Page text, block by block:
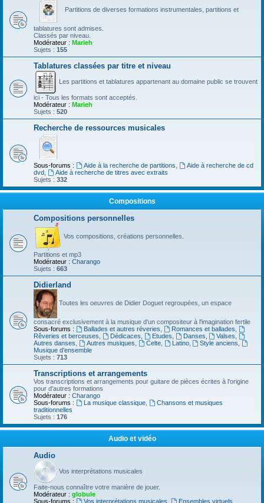
Partitions de diverses formations instrumentales, partitions et
tablatures sont admises.
Classés par niveau.
Modérateur : Marieh
Sujets : 155
Tablatures classées par titre et niveau
Les partitions et tablatures appartenant au domaine public se trouvent
ici - Tous les formats sont acceptés.
Modérateur : Marieh
Sujets : 520
Recherche de ressources musicales
Sous-forums : Aide à la recherche de partitions
Aide à recherche de cd
dvd
Aide à recherche de titres avec extraits
Sujets : 332
Compositions
Compositions personnelles
Vos compositions, créations personnelles.
Partitions et mp3
Modérateur : Charango
Sujets : 663
Didierland
Toutes les oeuvres de Didier Doguet regroupées, un espace
consacré exclusivement à la musique d'un compositeur à l'imagination fertile
Sous-forums :
Ballades et autres réveries Romances et ballades
Rêveries et berceuses
Dédicaces Etudes Danses Valses
Autres danses
Autres musiques Celte, Latino, Style anciens
Musique d’ensemble
Sujets : 713
Transcriptions et arrangements
Vos transcriptions et arrangements pour guitare de pièces écrites à l'origine
pour d'autres formations
Modérateur : Charango
Sous-forums :
La musique classique,
Chansons et musiques
traditionnelles
Sujets : 176
Audio et vidéo
Audio
Vos interprétations musicales
Faite-nous connaître votre manière de jouer.
Modérateur : globule
Sous-forums :
Vos interprétations musicales
Ensembles virtuels